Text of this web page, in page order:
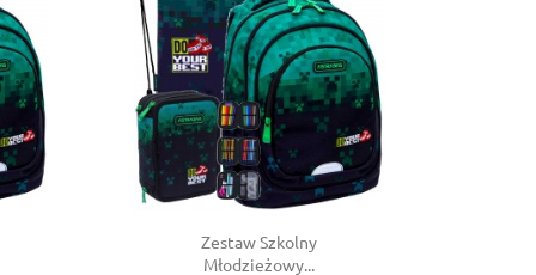
Zestaw Szkolny
Młodzieżowy...